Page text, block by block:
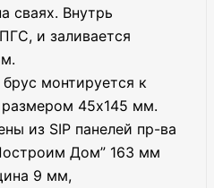
сваях. Внутрь
и заливается
монтируется к
45х145 мм.
из SIP панелей пр-ва
Дом” 163 мм
9 мм,